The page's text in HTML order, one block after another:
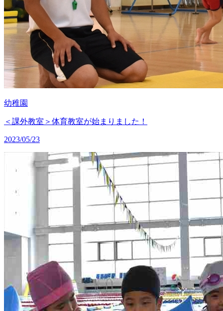
幼稚園
＜課外教室＞体育教室が始まりました！
2023/05/23